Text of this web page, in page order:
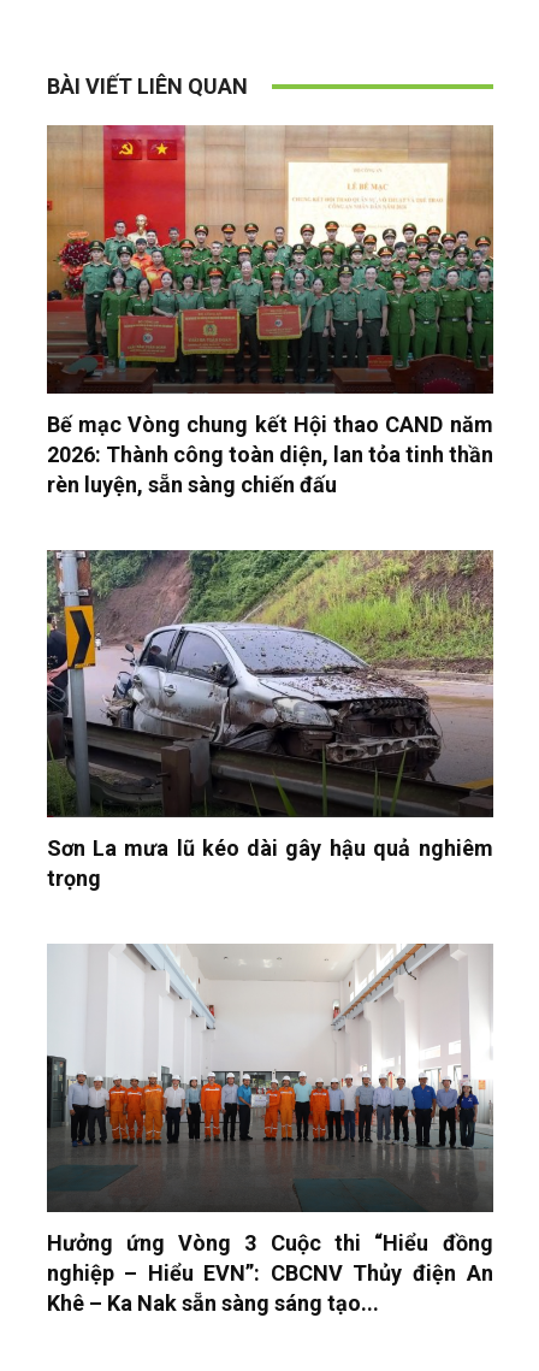
BÀI VIẾT LIÊN QUAN
Bế mạc Vòng chung kết Hội thao CAND năm
2026: Thành công toàn diện, lan tỏa tinh thần
rèn luyện, sẵn sàng chiến đấu
Sơn La mưa lũ kéo dài gây hậu quả nghiêm
trọng
Hưởng ứng Vòng 3 Cuộc thi “Hiểu đồng
nghiệp – Hiểu EVN”: CBCNV Thủy điện An
Khê – Ka Nak sẵn sàng sáng tạo...